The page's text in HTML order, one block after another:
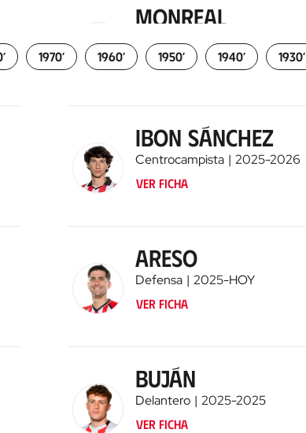
1970’ 1960’ 1950’ 1940’ 1930’
Monreal
Defensa 2026-HOY
Ver ficha
Ibon Sánchez
Centrocampista 2025-2026
Ver ficha
Areso
Defensa 2025-HOY
Ver ficha
Buján
Delantero 2025-2025
Ver ficha